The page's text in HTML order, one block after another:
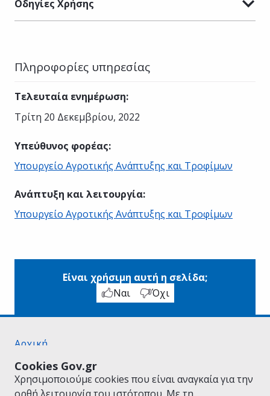
Cookies Gov.gr
Χρησιμοποιούμε cookies που είναι αναγκαία για την
Οδηγίες Χρήσης
Πληροφορίες υπηρεσίας
Τελευταία ενημέρωση:
Τρίτη 20 Δεκεμβρίου, 2022
Υπεύθυνος φορέας:
Υπουργείο Αγροτικής Ανάπτυξης και Τροφίμων
Ανάπτυξη και λειτουργία:
Υπουργείο Αγροτικής Ανάπτυξης και Τροφίμων
Είναι χρήσιμη αυτή η σελίδα;
Ναι
Όχι
Αρχική
Όροι Χρήσης
Πολιτική Απορρήτου